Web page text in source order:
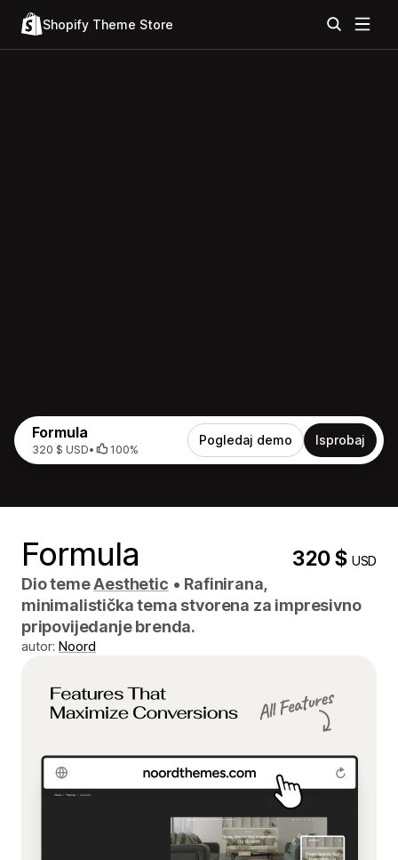
Shopify Theme Store
Formula
320 $ USD• 100%
Pogledaj demo Isprobaj
Formula 320 $USD
Dio temeAesthetic • Rafinirana,
minimalistička tema stvorena za impresivno
pripovijedanje brenda.
autor: Noord